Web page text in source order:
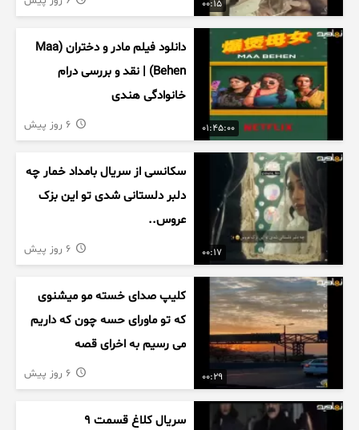
00:15
01:45:00
دانلود فیلم مادر و دختران (Maa
Behen) | نقد و بررسی درام
خانوادگی هندی
00:17
سکانسی از سریال بامداد خمار چه
دلبر دلستانی شدی تو این بزک
عروس..
00:29
کلیپ صدای خسته مو میشنوی
که تو ماورای حسه چون که داریم
می رسیم به اخرای قصه
سریال کلاغ قسمت 9